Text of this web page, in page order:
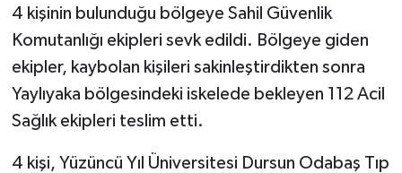
4 kişinin bulunduğu bölgeye Sahil Güvenlik
Komutanlığı ekipleri sevk edildi. Bölgeye giden
ekipler, kaybolan kişileri sakinleştirdikten sonra
Yaylıyaka bölgesindeki iskelede bekleyen 112 Acil
Sağlık ekipleri teslim etti.
4 kişi, Yüzüncü Yıl Üniversitesi Dursun Odabaş Tıp